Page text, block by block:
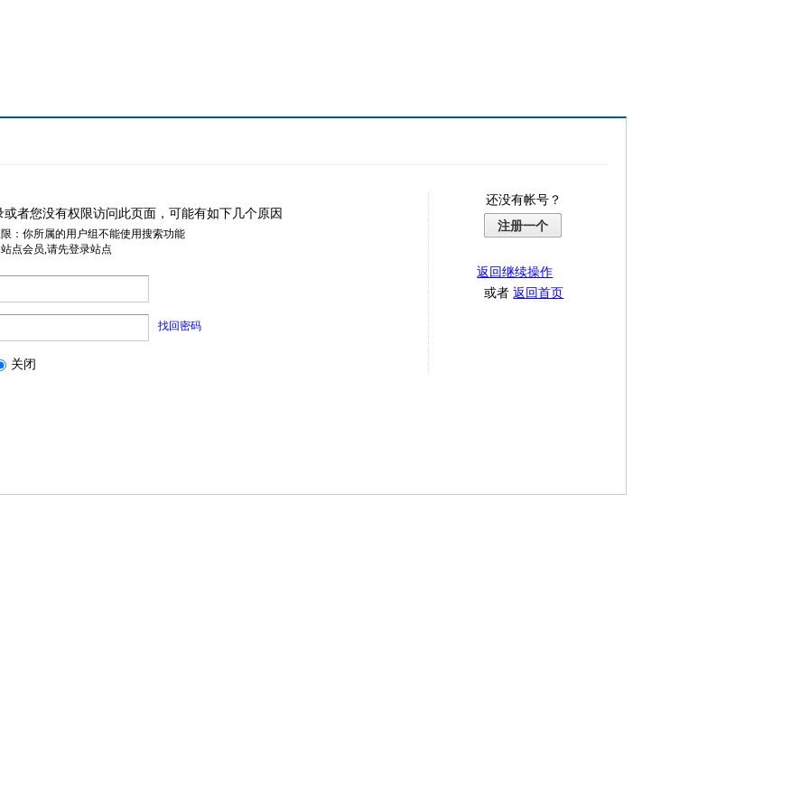
或者您没有权限访问此页面，可能有如下几个原因
：你所属的用户组不能使用搜索功能
点会员,请先登录站点
找回密码
关闭
还没有帐号？
注册一个
返回继续操作
或者返回首页